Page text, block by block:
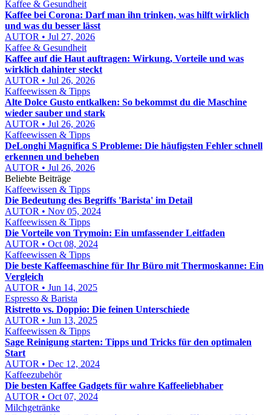
Kaffee & Gesundheit
Kaffee bei Corona: Darf man ihn trinken, was hilft wirklich
und was du besser lässt
AUTOR • Jul 27, 2026
Kaffee & Gesundheit
Kaffee auf die Haut auftragen: Wirkung, Vorteile und was
wirklich dahinter steckt
AUTOR • Jul 26, 2026
Kaffeewissen & Tipps
Alte Dolce Gusto entkalken: So bekommst du die Maschine
wieder sauber und stark
AUTOR • Jul 26, 2026
Kaffeewissen & Tipps
DeLonghi Magnifica S Probleme: Die häufigsten Fehler schnell
erkennen und beheben
AUTOR • Jul 26, 2026
Beliebte Beiträge
Kaffeewissen & Tipps
Die Bedeutung des Begriffs 'Barista' im Detail
AUTOR • Nov 05, 2024
Kaffeewissen & Tipps
Die Vorteile von Trymoin: Ein umfassender Leitfaden
AUTOR • Oct 08, 2024
Kaffeewissen & Tipps
Die beste Kaffeemaschine für Ihr Büro mit Thermoskanne: Ein
Vergleich
AUTOR • Jun 14, 2025
Espresso & Barista
Ristretto vs. Doppio: Die feinen Unterschiede
AUTOR • Jun 13, 2025
Kaffeewissen & Tipps
Sage Reinigung starten: Tipps und Tricks für den optimalen
Start
AUTOR • Dec 12, 2024
Kaffeezubehör
Die besten Kaffee Gadgets für wahre Kaffeeliebhaber
AUTOR • Oct 07, 2024
Milchgetränke